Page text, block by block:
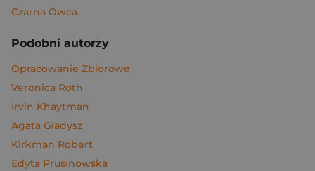
Czarna Owca
Podobni autorzy
Opracowanie Zbiorowe
Veronica Roth
Irvin Khaytman
Agata Gładysz
Kirkman Robert
Edyta Prusinowska